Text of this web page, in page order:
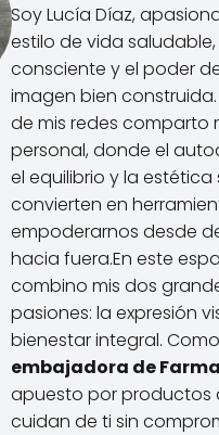
Soy Lucía Díaz,
estilo de vida
consciente y el poder
imagen bien construida.
de mis redes comparto
personal, donde el
el equilibrio y la estética
convierten en
empoderarnos desde
hacia fuera.En este
combino mis dos
pasiones: la expresión
bienestar integral. Como
embajadora de
apuesto por productos
cuidan de ti sin